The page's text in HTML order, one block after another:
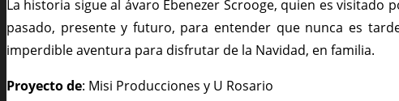
La historia sigue al ávaro Ebenezer Scrooge, quien es
pasado, presente y futuro, para entender que nunca es
imperdible aventura para disfrutar de la Navidad, en familia.
Proyecto de: Misi Producciones y U Rosario